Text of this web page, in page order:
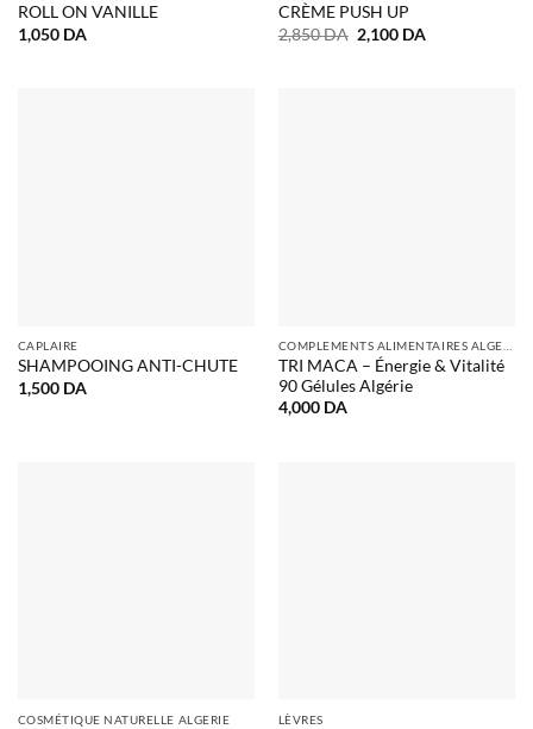
ROLL ON VANILLE
1,050 DA
CRÈME PUSH UP
2,850DA Le
prix
2,100 DALe
CAPLAIRE
SHAMPOOING ANTI-CHUTE
1,500 DA
TRI MACA – Énergie & Vitalité
90 Gélules Algérie
4,000 DA
COSMÉTIQUE NATURELLE ALGERIE LÈVRES